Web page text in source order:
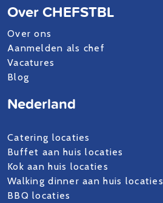
Over CHEFSTBL
Over ons
Aanmelden als chef
Vacatures
Blog
Nederland
Catering locaties
Buffet aan huis locaties
Kok aan huis locaties
Walking dinner aan huis locaties
BBQ locaties